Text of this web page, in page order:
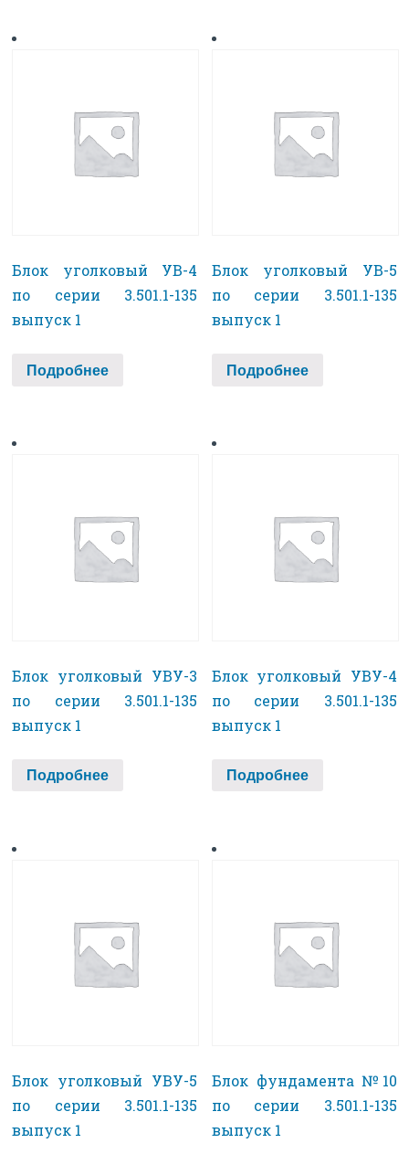
Блок уголковый УВ-4
по серии 3.501.1-135
выпуск 1
Подробнее
Блок уголковый УВ-5
по серии 3.501.1-135
выпуск 1
Подробнее
Блок уголковый УВУ-3
по серии 3.501.1-135
выпуск 1
Подробнее
Блок уголковый УВУ-4
по серии 3.501.1-135
выпуск 1
Подробнее
Блок уголковый УВУ-5
по серии 3.501.1-135
выпуск 1
Блок фундамента №10
по серии 3.501.1-135
выпуск 1